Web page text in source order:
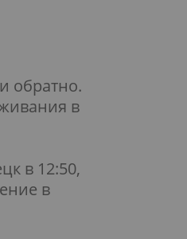
обратно.
в
в 12:50,
в